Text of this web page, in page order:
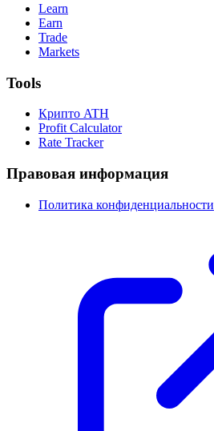
Learn
Earn
Trade
Markets
Tools
Крипто ATH
Profit Calculator
Rate Tracker
Правовая информация
Политика конфиденциальности